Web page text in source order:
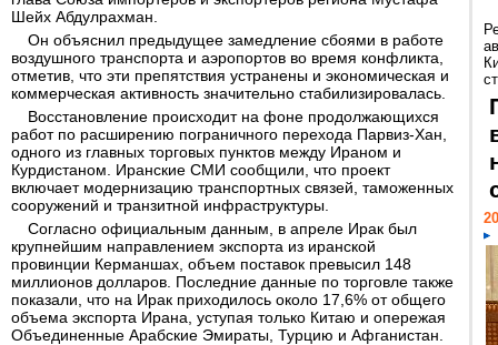
Шейх Абдулрахман.
Он объяснил предыдущее замедление сбоями в работе
воздушного транспорта и аэропортов во время конфликта,
отметив, что эти препятствия устранены и экономическая и
коммерческая активность значительно стабилизировалась.
Восстановление происходит на фоне продолжающихся
работ по расширению пограничного перехода Парвиз-Хан,
одного из главных торговых пунктов между Ираном и
Курдистаном. Иранские СМИ сообщили, что проект
включает модернизацию транспортных связей, таможенных
сооружений и транзитной инфраструктуры.
Согласно официальным данным, в апреле Ирак был
крупнейшим направлением экспорта из иранской
провинции Керманшах, объем поставок превысил 148
миллионов долларов. Последние данные по торговле также
показали, что на Ирак приходилось около 17,6% от общего
объема экспорта Ирана, уступая только Китаю и опережая
Объединенные Арабские Эмираты, Турцию и Афганистан.